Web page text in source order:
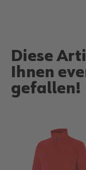
Diese
Ihnen
gefallen!